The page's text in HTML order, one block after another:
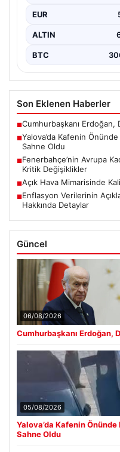
EUR
ALTIN
BTC
Son Eklenen Haberler
■Cumhurbaşkanı
■Yalova’da Kafenin
Sahne Oldu
■Fenerbahçe’nin Avrupa
Kritik Değişiklikler
■Açık Hava Mimarisinde
■Enflasyon Verilerinin
Hakkında Detaylar
Güncel
06/08/2026
Cumhurbaşkanı Erdoğan,
05/08/2026
Yalova’da Kafenin
Sahne Oldu